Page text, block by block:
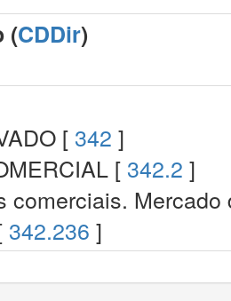
(CDDir)
[ 342 ]
[ 342.2 ]
comerciais.
342.236 ]